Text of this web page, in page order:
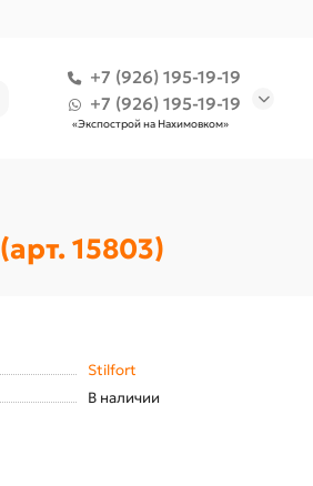
+7 (926) 195-19-19
+7 (926) 195-19-19
«Экспострой на Нахимовком»
(арт. 15803)
Stilfort
В наличии